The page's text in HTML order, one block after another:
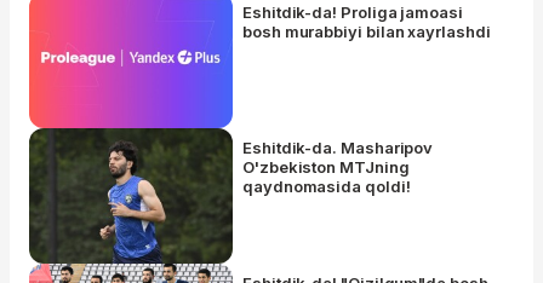
Eshitdik-da! Proliga jamoasi
bosh murabbiyi bilan xayrlashdi
Eshitdik-da. Masharipov
O'zbekiston MTJning
qaydnomasida qoldi!